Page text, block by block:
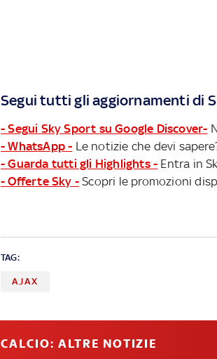
Segui tutti gli aggiornamenti di
- Segui Sky Sport su Google Discover-
- WhatsApp - Le notizie che devi
- Guarda tutti gli Highlights - Entra in
- Offerte Sky - Scopri le promozioni
TAG:
AJAX
CALCIO: ALTRE NOTIZIE